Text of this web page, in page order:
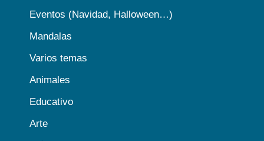
Eventos (Navidad, Halloween…)
Mandalas
Varios temas
Animales
Educativo
Arte